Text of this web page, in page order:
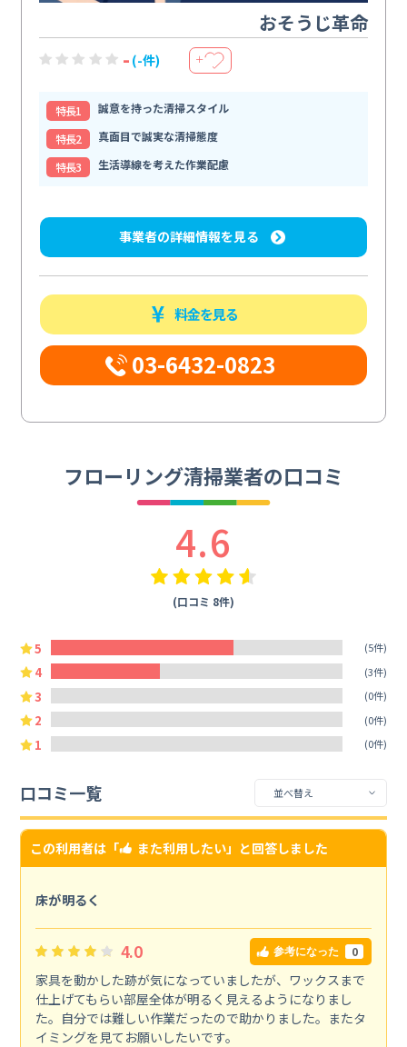
おそうじ革命
- (-件) ＋
特⻑1
誠意を持った清掃スタイル
特⻑2
真面目で誠実な清掃態度
特⻑3
生活導線を考えた作業配慮
事業者の詳細情報を見る
料金を見る
03-6432-0823
フローリング清掃業者の口コミ
4.6
(口コミ 8件)
5 (5件)
4 (3件)
3 (0件)
2 (0件)
1 (0件)
口コミ一覧
この利用者は「 また利用したい」と回答しました
床が明るく
4.0 参考になった 0
家具を動かした跡が気になっていましたが、ワックスまで
仕上げてもらい部屋全体が明るく見えるようになりまし
た。自分では難しい作業だったので助かりました。またタ
イミングを見てお願いしたいです。